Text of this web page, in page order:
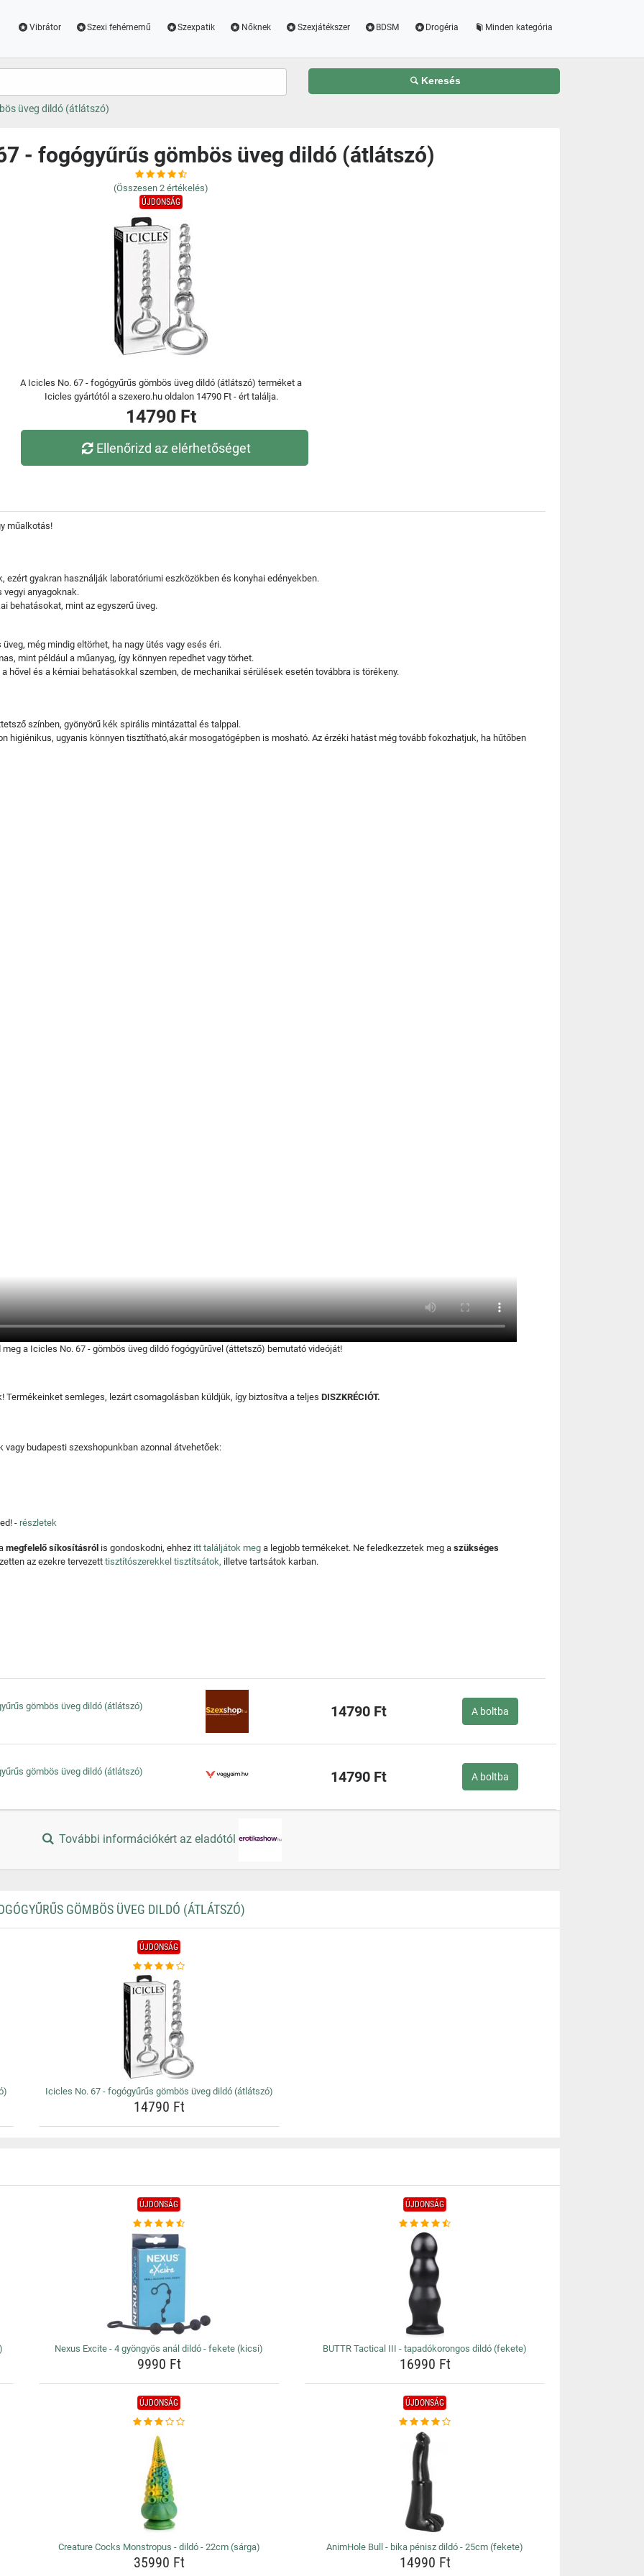
Vibrátor Szexi fehérnemű Szexpatik Nőknek Szexjátékszer BDSM Drogéria Minden kategória
Keresés
üveg dildó (átlátszó)
- fogógyűrűs gömbös üveg dildó (átlátszó)
(Összesen 2 értékelés)
ÚJDONSÁG
A Icicles No. 67 - fogógyűrűs gömbös üveg dildó (átlátszó) terméket a
Icicles gyártótól a szexero.hu oldalon 14790 Ft - ért találja.
14790 Ft
Ellenőrizd az elérhetőséget
műalkotás!
ezért gyakran használják laboratóriumi eszközökben és konyhai edényekben.
vegyi anyagoknak.
behatásokat, mint az egyszerű üveg.
még mindig eltörhet, ha nagy ütés vagy esés éri.
mint például a műanyag, így könnyen repedhet vagy törhet.
hővel és a kémiai behatásokkal szemben, de mechanikai sérülések esetén továbbra is törékeny.
színben, gyönyörű kék spirális mintázattal és talppal.
higiénikus, ugyanis könnyen tisztítható,akár mosogatógépben is mosható. Az érzéki hatást még tovább fokozhatjuk, ha hűtőben
meg a Icicles No. 67 - gömbös üveg dildó fogógyűrűvel (áttetsző) bemutató videóját!
Termékeinket semleges, lezárt csomagolásban küldjük, így biztosítva a teljes DISZKRÉCIÓT.
vagy budapesti szexshopunkban azonnal átvehetőek:
- részletek
megfelelő síkosításról is gondoskodni, ehhez itt találjátok meg a legjobb termékeket. Ne feledkezzetek meg a szükséges
az ezekre tervezett tisztítószerekkel tisztítsátok, illetve tartsátok karban.
gömbös üveg dildó (átlátszó) 14790 Ft A boltba
gömbös üveg dildó (átlátszó) 14790 Ft A boltba
További információkért az eladótól
GÖMBÖS ÜVEG DILDÓ (ÁTLÁTSZÓ)
ÚJDONSÁG
Icicles No. 67 - fogógyűrűs gömbös üveg dildó (átlátszó)
14790 Ft
ÚJDONSÁG
Nexus Excite - 4 gyöngyös anál dildó - fekete (kicsi)
9990 Ft
ÚJDONSÁG
BUTTR Tactical III - tapadókorongos dildó (fekete)
16990 Ft
ÚJDONSÁG
Creature Cocks Monstropus - dildó - 22cm (sárga)
35990 Ft
ÚJDONSÁG
AnimHole Bull - bika pénisz dildó - 25cm (fekete)
14990 Ft